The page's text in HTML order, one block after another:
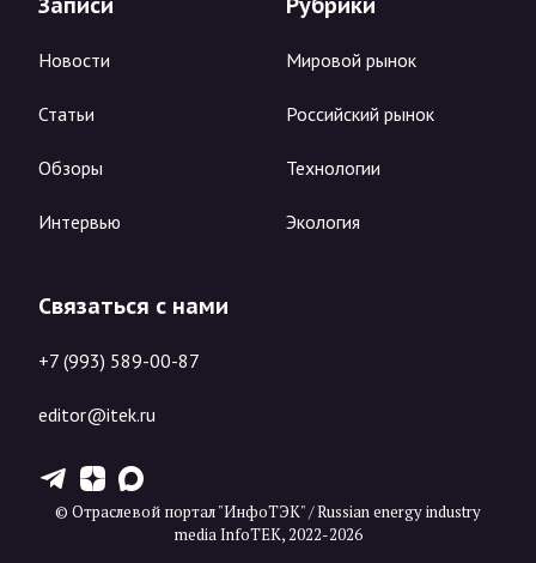
Новости
Статьи
Обзоры
Интервью
Мировой рынок
Российский рынок
Технологии
Экология
Связаться с нами
+7 (993) 589-00-87
editor@itek.ru
T Z X
© Отраслевой портал "ИнфоТЭК" / Russian energy industry
media InfoTEK, 2022-2026